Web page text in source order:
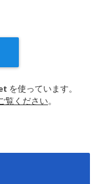
を使っています。
覧ください。